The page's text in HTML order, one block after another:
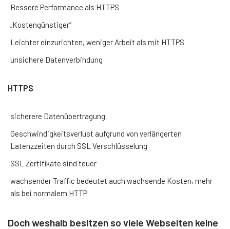
Bessere Performance als HTTPS
„Kostengünstiger“
Leichter einzurichten, weniger Arbeit als mit HTTPS
unsichere Datenverbindung
HTTPS
sicherere Datenübertragung
Geschwindigkeitsverlust aufgrund von verlängerten
Latenzzeiten durch SSL Verschlüsselung
SSL Zertifikate sind teuer
wachsender Traffic bedeutet auch wachsende Kosten, mehr
als bei normalem HTTP
Doch weshalb besitzen so viele Webseiten keine